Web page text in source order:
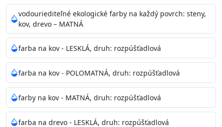
zachovaní priedušnosti vodných pár z natretých
povrchov. Má vynikajúcu kryciu schopnosť,
vysokú výdatnosť a výborný rozliv. Je možné ju tónovať v
bohatej škále odtieňov.
Odtieň: Biela + je možné tónovať podľa RAL, NCS,
Pantone
Informácie k aplikácií
vodouriediteľné ekologické farby na každý povrch: steny,
kov, drevo – MATNÁ
farba na kov - LESKLÁ, druh: rozpúšťadlová
farba na kov - POLOMATNÁ, druh: rozpúšťadlová
farby na kov - MATNÁ, druh: rozpúšťadlová
farba na drevo - LESKLÁ, druh: rozpúšťadlová